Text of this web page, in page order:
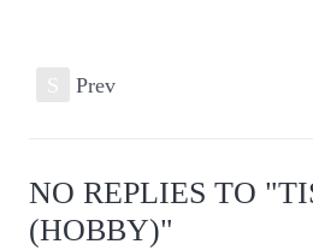
Prev
NO REPLIES TO
(HOBBY)"